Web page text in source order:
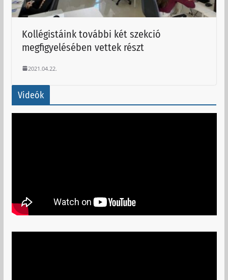
Kollégistáink további két szekció
megfigyelésében vettek részt
2021.04.22.
Videók